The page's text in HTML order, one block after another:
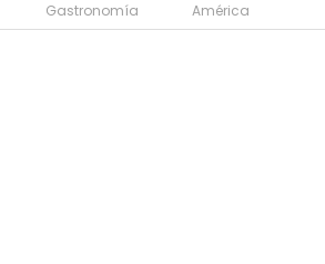
Gastronomía América